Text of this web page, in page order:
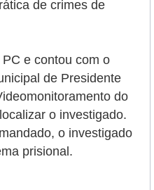
de crimes de
e contou com o
de Presidente
do
o investigado.
o investigado
prisional.